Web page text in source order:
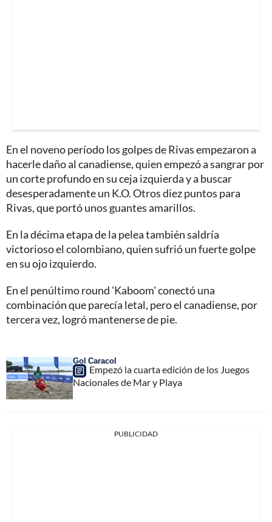
En el noveno período los golpes de Rivas empezaron a
hacerle daño al canadiense, quien empezó a sangrar por
un corte profundo en su ceja izquierda y a buscar
desesperadamente un K.O. Otros diez puntos para
Rivas, que portó unos guantes amarillos.
En la décima etapa de la pelea también saldría
victorioso el colombiano, quien sufrió un fuerte golpe
en su ojo izquierdo.
En el penúltimo round 'Kaboom' conectó una
combinación que parecía letal, pero el canadiense, por
tercera vez, logró mantenerse de pie.
Gol Caracol
Empezó la cuarta edición de los Juegos
Nacionales de Mar y Playa
PUBLICIDAD